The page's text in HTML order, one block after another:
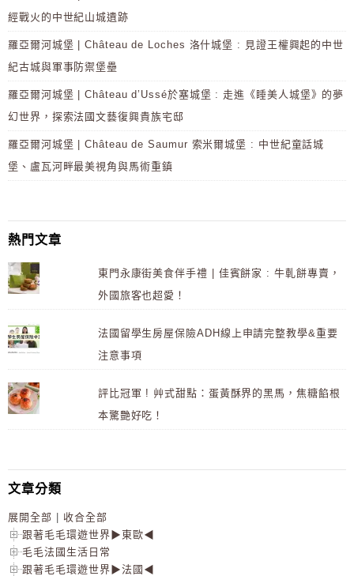
經戰火的中世紀山城遺跡
羅亞爾河城堡 | Château de Loches 洛什城堡 : 見證王權興起的中世
紀古城與軍事防禦堡壘
羅亞爾河城堡 | Château d’Ussé於塞城堡 : 走進《睡美人城堡》的夢
幻世界，探索法國文藝復興貴族宅邸
羅亞爾河城堡 | Château de Saumur 索米爾城堡 : 中世紀童話城
堡、盧瓦河畔最美視角與馬術重鎮
熱門文章
東門永康街美食伴手禮 | 佳賓餅家 : 牛軋餅專賣，
外國旅客也超愛！
法國留學生房屋保險ADH線上申請完整教學&重要
注意事項
評比冠軍 ! 艸式甜點：蛋黃酥界的黑馬，焦糖餡根
本驚艷好吃！
文章分類
展開全部 | 收合全部
跟著毛毛環遊世界▶東歐◀
毛毛法國生活日常
跟著毛毛環遊世界▶法國◀